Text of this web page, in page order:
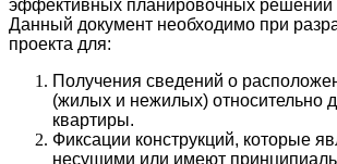
эффективных планировочных решений
Данный документ необходимо при
проекта для:
Получения сведений о
(жилых и нежилых) относительно
квартиры.
Фиксации конструкций, которые
несущими или имеют